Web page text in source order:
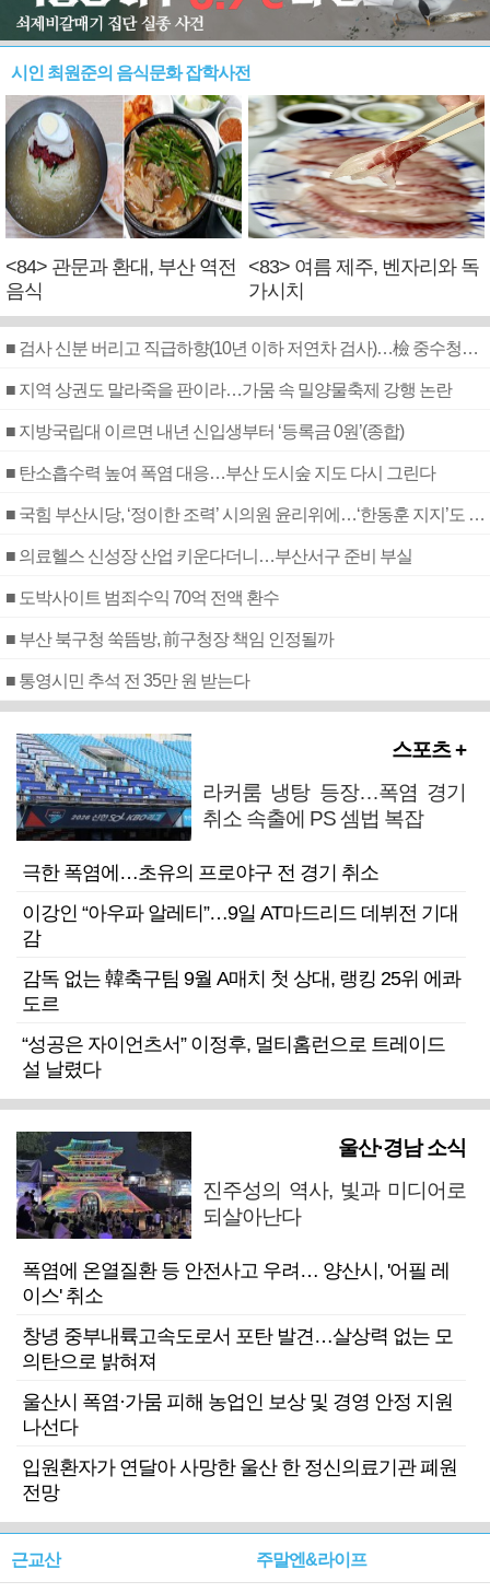
시인 최원준의 음식문화 잡학사전
<84> 관문과 환대, 부산 역전
음식
<83> 여름 제주, 벤자리와 독
가시치
■ 검사 신분 버리고 직급하향(10년 이하 저연차 검사)…檢 중수청행 기피
■ 지역 상권도 말라죽을 판이라…가뭄 속 밀양물축제 강행 논란
■ 지방국립대 이르면 내년 신입생부터 ‘등록금 0원’(종합)
■ 탄소흡수력 높여 폭염 대응…부산 도시숲 지도 다시 그린다
■ 국힘 부산시당, ‘정이한 조력’ 시의원 윤리위에…‘한동훈 지지’도 신고접수
■ 의료헬스 신성장 산업 키운다더니…부산서구 준비 부실
■ 도박사이트 범죄수익 70억 전액 환수
■ 부산 북구청 쑥뜸방, 前구청장 책임 인정될까
■ 통영시민 추석 전 35만 원 받는다
스포츠 +
라커룸 냉탕 등장…폭염 경기
취소 속출에 PS 셈법 복잡
극한 폭염에…초유의 프로야구 전 경기 취소
이강인 “아우파 알레티”…9일 AT마드리드 데뷔전 기대
감
감독 없는 韓축구팀 9월 A매치 첫 상대, 랭킹 25위 에콰
도르
“성공은 자이언츠서” 이정후, 멀티홈런으로 트레이드
설 날렸다
울산·경남 소식
진주성의 역사, 빛과 미디어로
되살아난다
폭염에 온열질환 등 안전사고 우려… 양산시, '어필 레
이스' 취소
창녕 중부내륙고속도로서 포탄 발견…살상력 없는 모
의탄으로 밝혀져
울산시 폭염·가뭄 피해 농업인 보상 및 경영 안정 지원
나선다
입원환자가 연달아 사망한 울산 한 정신의료기관 폐원
전망
근교산 주말엔&라이프